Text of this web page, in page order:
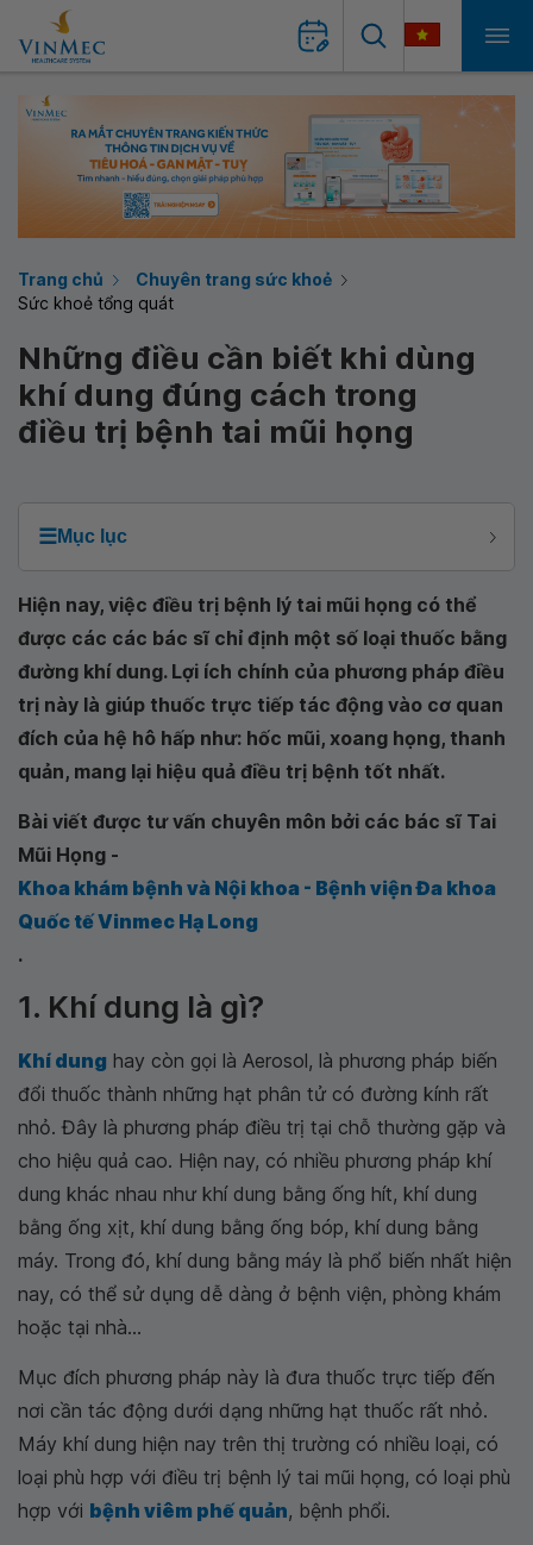
Trang chủ
Chuyên trang sức khoẻ
Sức khoẻ tổng quát
Những điều cần biết khi dùng
khí dung đúng cách trong
điều trị bệnh tai mũi họng
☰Mục lục
Hiện nay, việc điều trị bệnh lý tai mũi họng có thể
được các các bác sĩ chỉ định một số loại thuốc bằng
đường khí dung. Lợi ích chính của phương pháp điều
trị này là giúp thuốc trực tiếp tác động vào cơ quan
đích của hệ hô hấp như: hốc mũi, xoang họng, thanh
quản, mang lại hiệu quả điều trị bệnh tốt nhất.
Bài viết được tư vấn chuyên môn bởi các bác sĩ Tai
Mũi Họng -
Khoa khám bệnh và Nội khoa - Bệnh viện Đa khoa
Quốc tế Vinmec Hạ Long
.
1. Khí dung là gì?
Khí dung hay còn gọi là Aerosol, là phương pháp biến
đổi thuốc thành những hạt phân tử có đường kính rất
nhỏ. Đây là phương pháp điều trị tại chỗ thường gặp và
cho hiệu quả cao. Hiện nay, có nhiều phương pháp khí
dung khác nhau như khí dung bằng ống hít, khí dung
bằng ống xịt, khí dung bằng ống bóp, khí dung bằng
máy. Trong đó, khí dung bằng máy là phổ biến nhất hiện
nay, có thể sử dụng dễ dàng ở bệnh viện, phòng khám
hoặc tại nhà...
Mục đích phương pháp này là đưa thuốc trực tiếp đến
nơi cần tác động dưới dạng những hạt thuốc rất nhỏ.
Máy khí dung hiện nay trên thị trường có nhiều loại, có
loại phù hợp với điều trị bệnh lý tai mũi họng, có loại phù
hợp với bệnh viêm phế quản, bệnh phổi.